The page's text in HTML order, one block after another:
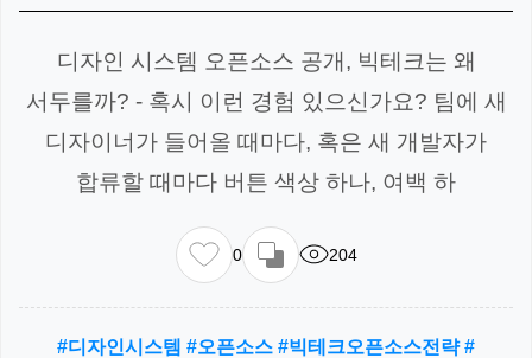
디자인 시스템 오픈소스 공개, 빅테크는 왜
서두를까? - 혹시 이런 경험 있으신가요? 팀에 새
디자이너가 들어올 때마다, 혹은 새 개발자가
합류할 때마다 버튼 색상 하나, 여백 하
0 204
#디자인시스템 #오픈소스 #빅테크오픈소스전략 #